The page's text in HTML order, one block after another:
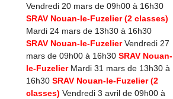
Vendredi 20 mars de 09h00 à 16h30
SRAV Nouan-le-Fuzelier (2 classes)
Mardi 24 mars de 13h30 à 16h30
SRAV Nouan-le-FuzelierVendredi 27
mars de 09h00 à 16h30SRAV Nouan-
le-FuzelierMardi 31 mars de 13h30 à
16h30SRAV Nouan-le-Fuzelier (2
classes) Vendredi 3 avril de 09h00 à